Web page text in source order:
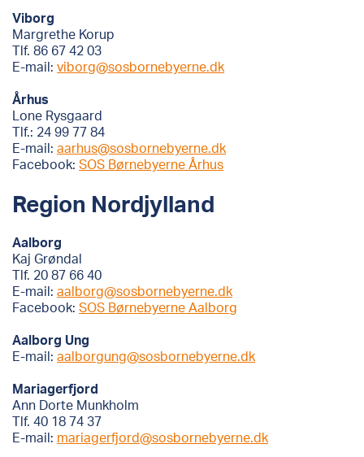
Viborg
Margrethe Korup
Tlf. 86 67 42 03
E-mail: viborg@sosbornebyerne.dk
Århus
Lone Rysgaard
Tlf.: 24 99 77 84
E-mail: aarhus@sosbornebyerne.dk
Facebook: SOS Børnebyerne Århus
Region Nordjylland
Aalborg
Kaj Grøndal
Tlf. 20 87 66 40
E-mail: aalborg@sosbornebyerne.dk
Facebook: SOS Børnebyerne Aalborg
Aalborg Ung
E-mail: aalborgung@sosbornebyerne.dk
Mariagerfjord
Ann Dorte Munkholm
Tlf. 40 18 74 37
E-mail: mariagerfjord@sosbornebyerne.dk